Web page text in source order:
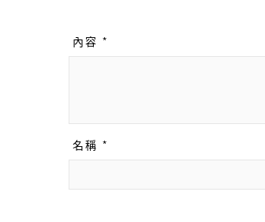
內容 *
名稱 *